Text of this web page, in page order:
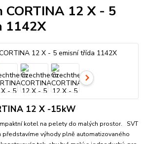
CORTINA 12 X - 5
1142X
12 X -15kW
kotel na pelety do malých prostor. SVT
představíme výhody plně automatizovaného